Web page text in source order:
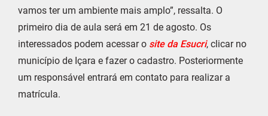
vamos ter um ambiente mais amplo”, ressalta. O
primeiro dia de aula será em 21 de agosto. Os
interessados podem acessar o site da Esucri, clicar no
município de Içara e fazer o cadastro. Posteriormente
um responsável entrará em contato para realizar a
matrícula.